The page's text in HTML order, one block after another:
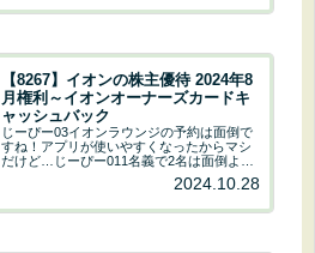
【8267】イオンの株主優待 2024年8
月権利～イオンオーナーズカードキ
ャッシュバック
じーぴー03イオンラウンジの予約は面倒で
すね！アプリが使いやすくなったからマシ
だけど…じーぴー011名義で2名は面倒よ
ね！家族で利用するときは2名義いるから敷
居がたかくなりました(；・∀・)株主優待予
カ...
2024.10.28